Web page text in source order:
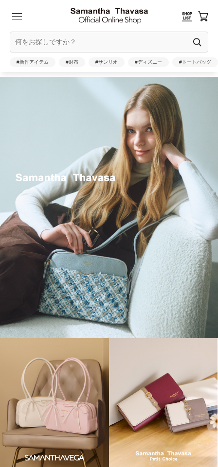
#新作アイテム #財布 #サンリオ #ディズニー #トートバッグ